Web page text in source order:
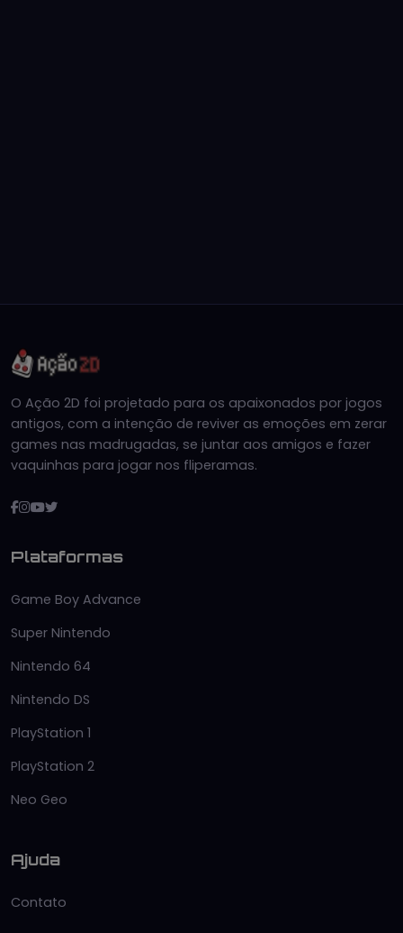
O Ação 2D foi projetado para os apaixonados por jogos
antigos, com a intenção de reviver as emoções em zerar
games nas madrugadas, se juntar aos amigos e fazer
vaquinhas para jogar nos fliperamas.
Plataformas
Game Boy Advance
Super Nintendo
Nintendo 64
Nintendo DS
PlayStation 1
PlayStation 2
Neo Geo
Ajuda
Contato